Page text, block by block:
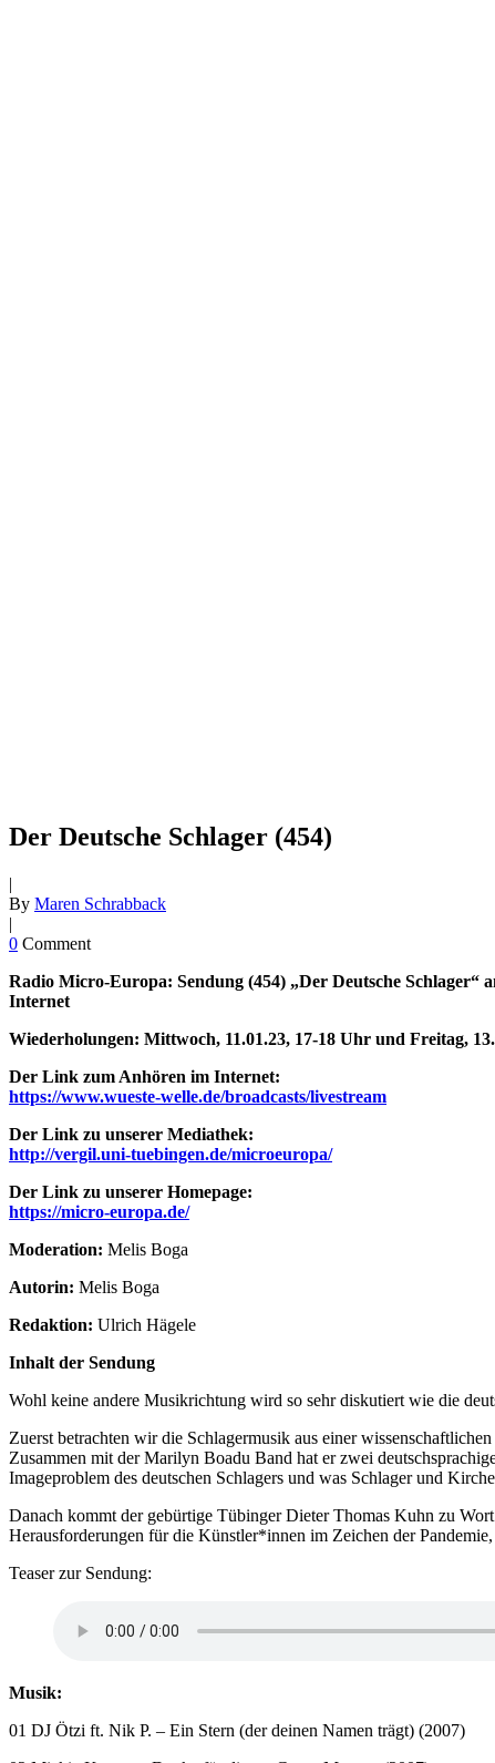
Der Deutsche Schlager (454)
|
By Maren Schrabback
|
0 Comment
Radio Micro-Europa: Sendung (454) „Der Deutsche Schlager“
Internet
Wiederholungen: Mittwoch, 11.01.23, 17-18 Uhr und Freitag,
Der Link zum Anhören im Internet:
https://www.wueste-welle.de/broadcasts/livestream
Der Link zu unserer Mediathek:
http://vergil.uni-tuebingen.de/microeuropa/
Der Link zu unserer Homepage:
https://micro-europa.de/
Moderation: Melis Boga
Autorin: Melis Boga
Redaktion: Ulrich Hägele
Inhalt der Sendung
Wohl keine andere Musikrichtung wird so sehr diskutiert wie die
Zuerst betrachten wir die Schlagermusik aus einer
Zusammen mit der Marilyn Boadu Band hat er zwei
Imageproblem des deutschen Schlagers und was Schlager und
Danach kommt der gebürtige Tübinger Dieter Thomas Kuhn zu
Herausforderungen für die Künstler*innen im Zeichen der
Teaser zur Sendung:
Musik:
01 DJ Ötzi ft. Nik P. – Ein Stern (der deinen Namen trägt) (2007)